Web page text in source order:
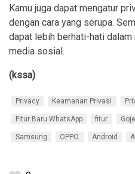
Kamu juga dapat mengatur
dengan cara yang serupa.
dapat lebih berhati-hati dalam
media sosial.
(kssa)
Privacy Keamanan Privasi
Fitur Baru WhatsApp fitur
Samsung OPPO Android